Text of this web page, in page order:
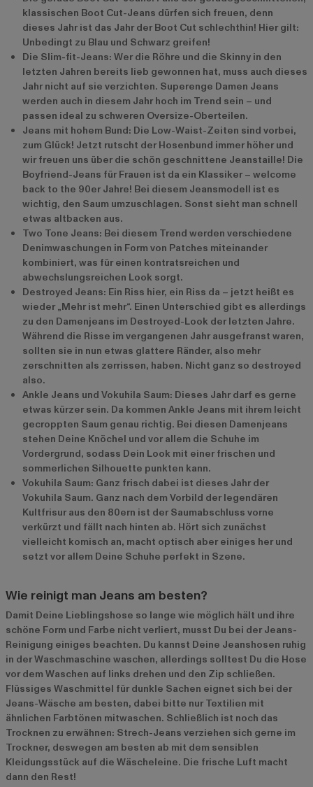
klassischen Boot Cut-Jeans dürfen sich freuen, denn
dieses Jahr ist das Jahr der Boot Cut schlechthin! Hier gilt:
Unbedingt zu Blau und Schwarz greifen!
Die Slim-fit-Jeans: Wer die Röhre und die Skinny in den
letzten Jahren bereits lieb gewonnen hat, muss auch dieses
Jahr nicht auf sie verzichten. Superenge Damen Jeans
werden auch in diesem Jahr hoch im Trend sein – und
passen ideal zu schweren Oversize-Oberteilen.
Jeans mit hohem Bund: Die Low-Waist-Zeiten sind vorbei,
zum Glück! Jetzt rutscht der Hosenbund immer höher und
wir freuen uns über die schön geschnittene Jeanstaille! Die
Boyfriend-Jeans für Frauen ist da ein Klassiker – welcome
back to the 90er Jahre! Bei diesem Jeansmodell ist es
wichtig, den Saum umzuschlagen. Sonst sieht man schnell
etwas altbacken aus.
Two Tone Jeans: Bei diesem Trend werden verschiedene
Denimwaschungen in Form von Patches miteinander
kombiniert, was für einen kontratsreichen und
abwechslungsreichen Look sorgt.
Destroyed Jeans: Ein Riss hier, ein Riss da – jetzt heißt es
wieder „Mehr ist mehr“. Einen Unterschied gibt es allerdings
zu den Damenjeans im Destroyed-Look der letzten Jahre.
Während die Risse im vergangenen Jahr ausgefranst waren,
sollten sie in nun etwas glattere Ränder, also mehr
zerschnitten als zerrissen, haben. Nicht ganz so destroyed
also.
Ankle Jeans und Vokuhila Saum: Dieses Jahr darf es gerne
etwas kürzer sein. Da kommen Ankle Jeans mit ihrem leicht
gecroppten Saum genau richtig. Bei diesen Damenjeans
stehen Deine Knöchel und vor allem die Schuhe im
Vordergrund, sodass Dein Look mit einer frischen und
sommerlichen Silhouette punkten kann.
Vokuhila Saum: Ganz frisch dabei ist dieses Jahr der
Vokuhila Saum. Ganz nach dem Vorbild der legendären
Kultfrisur aus den 80ern ist der Saumabschluss vorne
verkürzt und fällt nach hinten ab. Hört sich zunächst
vielleicht komisch an, macht optisch aber einiges her und
setzt vor allem Deine Schuhe perfekt in Szene.
Wie reinigt man Jeans am besten?
Damit Deine Lieblingshose so lange wie möglich hält und ihre
schöne Form und Farbe nicht verliert, musst Du bei der Jeans-
Reinigung einiges beachten. Du kannst Deine Jeanshosen ruhig
in der Waschmaschine waschen, allerdings solltest Du die Hose
vor dem Waschen auf links drehen und den Zip schließen.
Flüssiges Waschmittel für dunkle Sachen eignet sich bei der
Jeans-Wäsche am besten, dabei bitte nur Textilien mit
ähnlichen Farbtönen mitwaschen. Schließlich ist noch das
Trocknen zu erwähnen: Strech-Jeans verziehen sich gerne im
Trockner, deswegen am besten ab mit dem sensiblen
Kleidungsstück auf die Wäscheleine. Die frische Luft macht
dann den Rest!